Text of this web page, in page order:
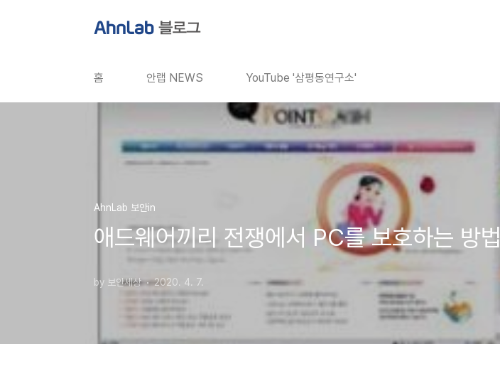
홈 안랩 NEWS YouTube '삼평동연구소'
AhnLab 보안in
애드웨어끼리 전쟁에서 PC를 보호하는 방법
by 보안세상 2020. 4. 7.